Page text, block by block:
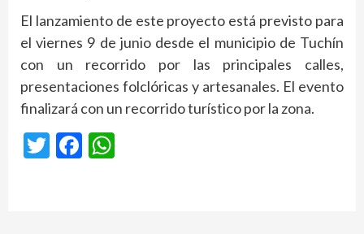
El lanzamiento de este proyecto está previsto para
el viernes 9 de junio desde el municipio de Tuchín
con un recorrido por las principales calles,
presentaciones folclóricas y artesanales. El evento
finalizará con un recorrido turístico por la zona.
TwitterFacebook